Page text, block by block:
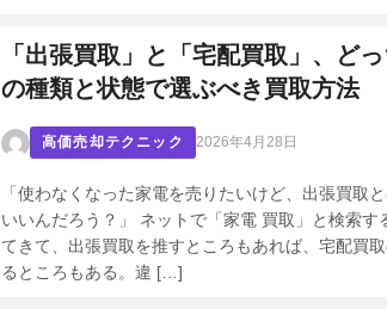
「出張買取」と「宅配買取」、ど
の種類と状態で選ぶべき買取方法
高価売却テクニック 2026年4月28日
「使わなくなった家電を売りたいけど、出張買取
いいんだろう？」 ネットで「家電 買取」と検索す
てきて、出張買取を推すところもあれば、宅配買
るところもある。違 […]